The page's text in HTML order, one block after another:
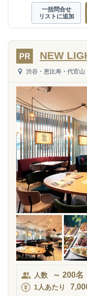
一括問合せ
リストに追加
PR NEW
渋谷・恵比寿・代官山
人数 ～ 200名
1人あたり